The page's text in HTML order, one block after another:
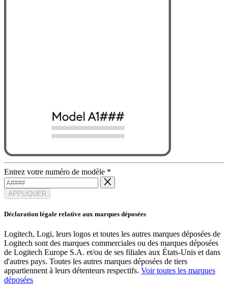
Entrez votre numéro de modèle *
APPLIQUER
Déclaration légale relative aux marques déposées
Logitech, Logi, leurs logos et toutes les autres marques déposées de
Logitech sont des marques commerciales ou des marques déposées
de Logitech Europe S.A. et/ou de ses filiales aux États-Unis et dans
d'autres pays. Toutes les autres marques déposées de tiers
appartiennent à leurs détenteurs respectifs. Voir toutes les marques
déposées